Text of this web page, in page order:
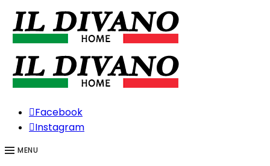
Facebook
Instagram
MENU